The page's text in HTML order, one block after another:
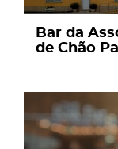
Bar da
de Chão
page